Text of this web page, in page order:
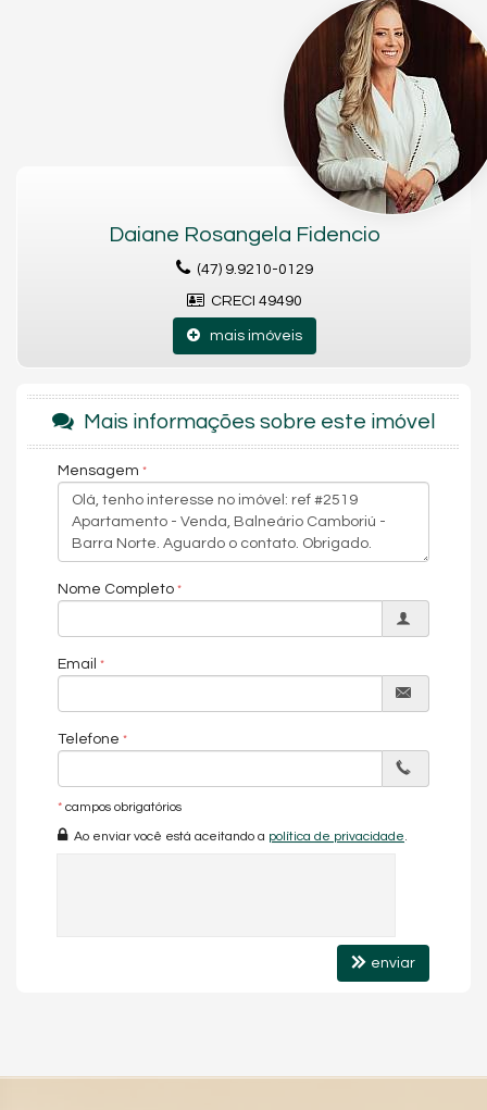
Daiane Rosangela Fidencio
(47) 9.9210-0129
CRECI 49490
mais imóveis
Mais informações sobre este imóvel
Mensagem
Nome Completo
Email
Telefone
* campos obrigatórios
Ao enviar você está aceitando a política de privacidade
enviar